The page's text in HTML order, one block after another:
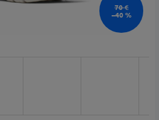
70 €
–40 %